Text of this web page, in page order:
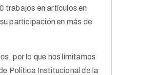
trabajos en artículos en
participación en más de
por lo que nos limitamos
Política Institucional de la